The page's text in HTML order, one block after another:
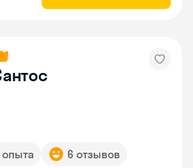
опыта 6 отзывов